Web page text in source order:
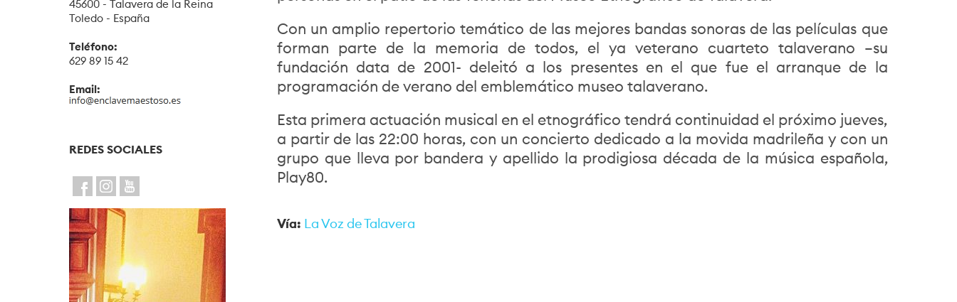
45600 - Talavera de la Reina
Toledo - España
Teléfono:
629 89 15 42
Email:
REDES SOCIALES
Con un amplio repertorio temático de las mejores bandas sonoras de las películas que
forman parte de la memoria de todos, el ya veterano cuarteto talaverano –su
fundación data de 2001- deleitó a los presentes en el que fue el arranque de la
programación de verano del emblemático museo talaverano.
Esta primera actuación musical en el etnográfico tendrá continuidad el próximo jueves,
a partir de las 22:00 horas, con un concierto dedicado a la movida madrileña y con un
grupo que lleva por bandera y apellido la prodigiosa década de la música española,
Play80.
Vía: La Voz de Talavera